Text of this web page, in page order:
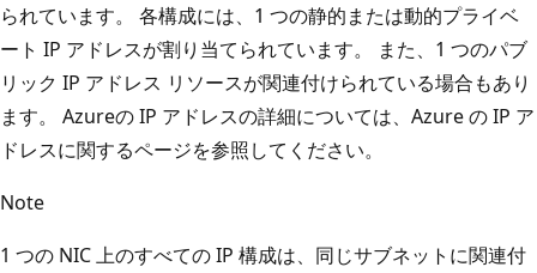
られています。 各構成には、1 つの静的または動的プライベ
ート IP アドレスが割り当てられています。 また、1 つのパブ
リック IP アドレス リソースが関連付けられている場合もあり
ます。 Azureの IP アドレスの詳細については、Azure のIP ア
ドレスに関するページを参照してください。
Note
1 つの NIC 上のすべての IP 構成は、同じサブネットに関連付